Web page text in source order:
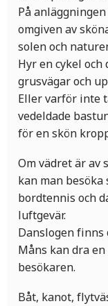
På
omgiven av
solen och
Hyr en cykel
grusvägar och
Eller varför inte
vedeldade
för en skön
Om vädret är av
kan man
bordtennis och
luftgevär.
Danslogen finns
Måns kan dra
besökaren.
Båt, kanot,